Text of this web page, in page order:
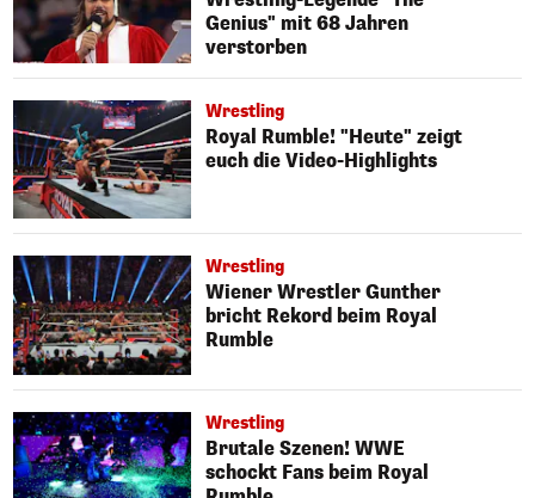
Genius" mit 68 Jahren
verstorben
Wrestling
Royal Rumble! "Heute" zeigt
euch die Video-Highlights
Wrestling
Wiener Wrestler Gunther
bricht Rekord beim Royal
Rumble
Wrestling
Brutale Szenen! WWE
schockt Fans beim Royal